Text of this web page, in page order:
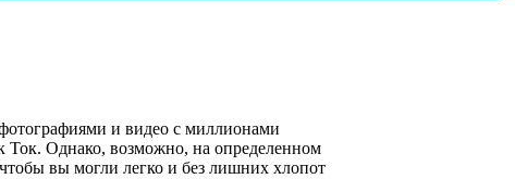
и видео с миллионами
Ток. Однако, возможно, на определенном
вы могли легко и без лишних хлопот